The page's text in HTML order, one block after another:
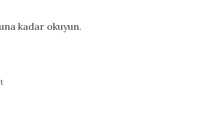
kadar okuyun.